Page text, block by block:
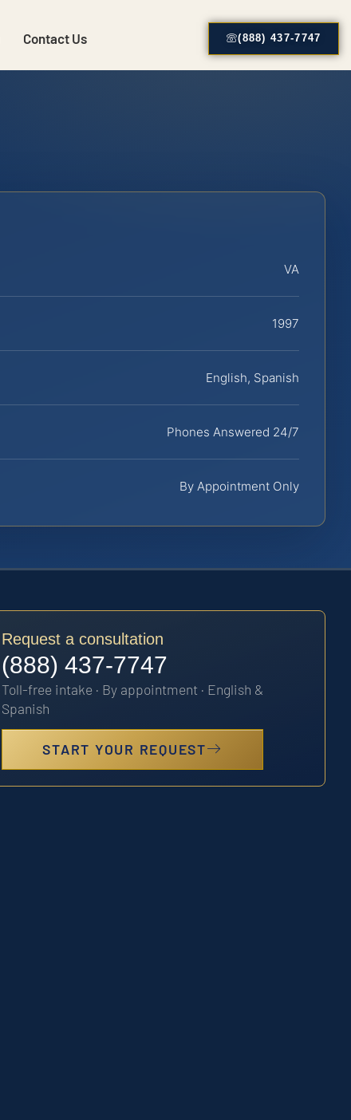
Contact Us (888) 437-7747
VA
1997
English, Spanish
Phones Answered 24/7
By Appointment Only
Request a consultation
(888) 437-7747
Toll-free intake · By appointment · English &
Spanish
START YOUR REQUEST